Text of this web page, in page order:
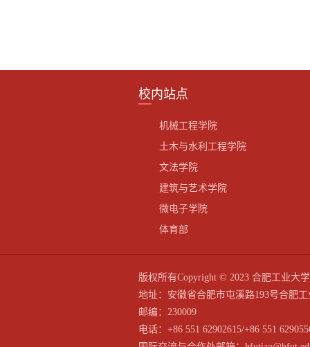
校内站点
机械工程学院
土木与水利工程学院
文法学院
建筑与艺术学院
微电子学院
体育部
版权所有Copyright © 2023 合肥工业大
地址：安徽省合肥市屯溪路193号合肥
邮编：230009
电话：+86 551 62902615/+86 551